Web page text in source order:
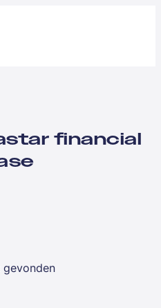
financial
gevonden